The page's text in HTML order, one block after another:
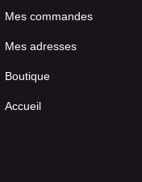
Mes commandes
Mes adresses
Boutique
Accueil